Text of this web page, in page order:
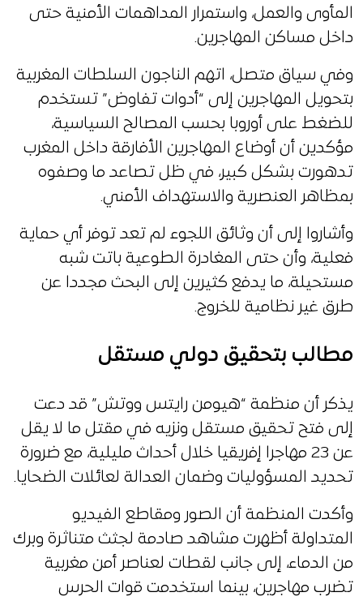
المأوى والعمل، واستمرار المداهمات الأمنية حتى
داخل مساكن المهاجرين.
وفي سياق متصل، اتهم الناجون السلطات المغربية
بتحويل المهاجرين إلى “أدوات تفاوض” تستخدم
للضغط على أوروبا بحسب المصالح السياسية،
مؤكدين أن أوضاع المهاجرين الأفارقة داخل المغرب
تدهورت بشكل كبير، في ظل تصاعد ما وصفوه
بمظاهر العنصرية والاستهداف الأمني.
وأشاروا إلى أن وثائق اللجوء لم تعد توفر أي حماية
فعلية، وأن حتى المغادرة الطوعية باتت شبه
مستحيلة، ما يدفع كثيرين إلى البحث مجددا عن
طرق غير نظامية للخروج.
مطالب بتحقيق دولي مستقل
يذكر أن منظمة “هيومن رايتس ووتش” قد دعت
إلى فتح تحقيق مستقل ونزيه في مقتل ما لا يقل
عن 23 مهاجرا إفريقيا خلال أحداث مليلية، مع ضرورة
تحديد المسؤوليات وضمان العدالة لعائلات الضحايا.
وأكدت المنظمة أن الصور ومقاطع الفيديو
المتداولة أظهرت مشاهد صادمة لجثث متناثرة وبرك
من الدماء، إلى جانب لقطات لعناصر أمن مغربية
تضرب مهاجرين، بينما استخدمت قوات الحرس